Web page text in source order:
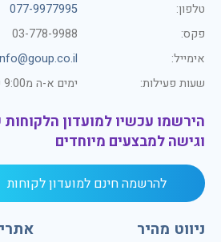
ניווט מהיר
טלפון:
077-9977995
פקס:
03-778-9988
אימייל:
שעות פעילות:
ימים א-ה מ9:00 עד 18:00
הירשמו עכשיו למועדון הלקוחות
וגישה למבצעים מיוחדים
להרשמה חינם למועדון לקוחות